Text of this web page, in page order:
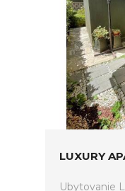
LUXURY
Ubytovanie